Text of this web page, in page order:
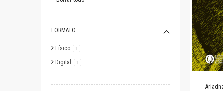
FORMATO
Físico 1
Digital 1